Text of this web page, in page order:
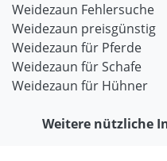
Weidezaun Fehlersuche
Weidezaun preisgünstig
Weidezaun für Pferde
Weidezaun für Schafe
Weidezaun für Hühner
Weitere nützliche